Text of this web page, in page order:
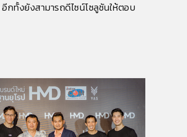
กทั้งยังสามารถดีไซน์โซลูชันให้ตอบ